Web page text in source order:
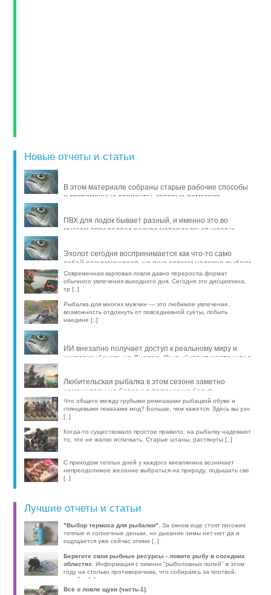
Новые отчеты и статьи
В этом материале собраны старые рабочие способы
и современные варианты, которые помогают
ПВХ для лодок бывает разный, и именно это во
многом определяет ресурс материала: от швов и
Эхолот сегодня воспринимается как что-то само
собой разумеющееся, но еще совсем недавно рыбаки
обходились б [..]
Современная карповая ловля давно переросла формат
обычного увлечения выходного дня. Сегодня это дисциплина,
тр [..]
Рыбалка для многих мужчин — это любимое увлечение,
возможность отдохнуть от повседневной суеты, побыть
наедине [..]
ИИ внезапно получает доступ к реальному миру и
учится рыбачить на Днепре. Он выбирает место и вид
Любительская рыбалка в этом сезоне заметно
изменилась: на берег и в лодку чаще берут
компактные эхолоты, об [..]
Что общего между грубыми ремешками рыбацкой обуви и
глянцевыми показами мод? Больше, чем кажется. Здесь вы узн
[..]
Когда-то существовало простое правило: на рыбалку надевают
то, что не жалко испачкать. Старые штаны, растянуты [..]
С приходом теплых дней у каждого киевлянина возникает
непреодолимое желание выбраться на природу, подышать све
[..]
Лучшие отчеты и статьи
"Выбор термоса для рыбалки". За окном еще стоят погожие
теплые и солнечные деньки, но дыхание зимы нет-нет да и
ощущается уже сейчас этими [..]
Берегите свои рыбные ресурсы - ловите рыбу в соседних
областях
. Информация с зимних "рыболовных полей" в этом
году на столько противоречива, что собираясь за плотвой,
волей-н [..]
Всё о ловле щуки (часть-1)